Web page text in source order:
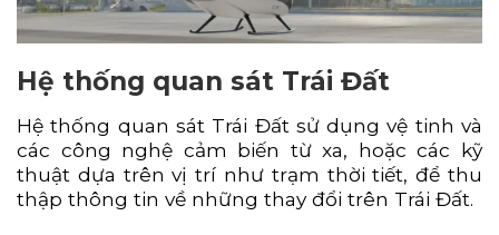
Hệ thống quan sát Trái Đất
Hệ thống quan sát Trái Đất sử dụng vệ tinh và
các công nghệ cảm biến từ xa, hoặc các kỹ
thuật dựa trên vị trí như trạm thời tiết, để thu
thập thông tin về những thay đổi trên Trái Đất.